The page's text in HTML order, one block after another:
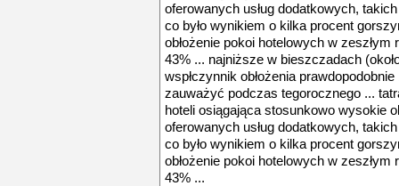
oferowanych usług dodatkowych,
co było wynikiem o kilka procent
obłożenie pokoi hotelowych w zeszłym
43% ... najniższe w bieszczadach
wspłczynnik obłożenia
zauważyć podczas tegorocznego ...
hoteli osiągająca stosunkowo wysokie
oferowanych usług dodatkowych,
co było wynikiem o kilka procent
obłożenie pokoi hotelowych w zeszłym
43% ...